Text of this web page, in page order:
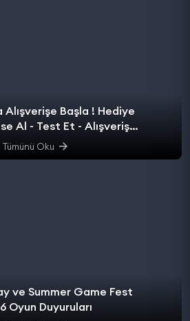
Alışverişe Başla ! Hediye
Al - Test Et - Alışverişe
başla.
Tümünü Oku
ve Summer Game Fest
Oyun Duyuruları